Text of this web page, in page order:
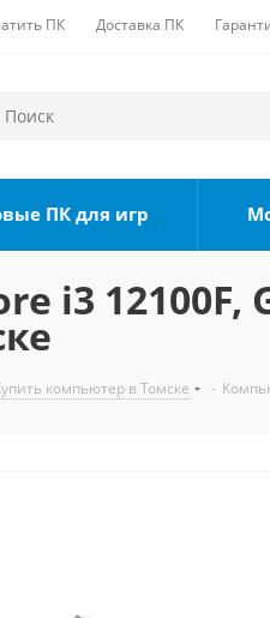
ПК Доставка ПК
ПК для игр
i3 12100F,
компьютер в Томске -